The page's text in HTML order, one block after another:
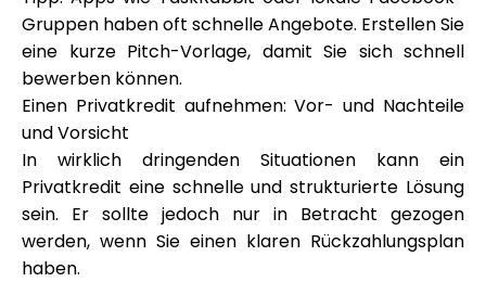
Gruppen haben oft schnelle Angebote. Erstellen Sie
eine kurze Pitch-Vorlage, damit Sie sich schnell
bewerben können.
Einen Privatkredit aufnehmen: Vor- und Nachteile
und Vorsicht
In wirklich dringenden Situationen kann ein
Privatkredit eine schnelle und strukturierte Lösung
sein. Er sollte jedoch nur in Betracht gezogen
werden, wenn Sie einen klaren Rückzahlungsplan
haben.